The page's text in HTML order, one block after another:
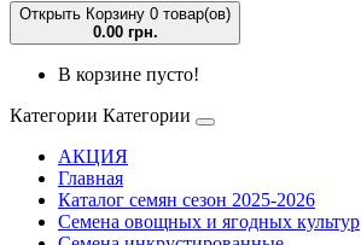
Открыть Корзину 0 товар(ов)
0.00 грн.
В корзине пусто!
Категории Категории
АКЦИЯ
Главная
Каталог семян сезон 2025-2026
Семена овощных и ягодных культур